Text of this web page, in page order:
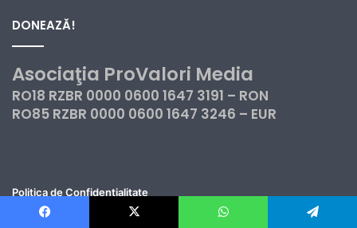
DONEAZĂ!
Asociaţia ProValori Media
RO18 RZBR 0000 0600 1647 3191 – RON
RO85 RZBR 0000 0600 1647 3246 – EUR
Politica de Confidențialitate